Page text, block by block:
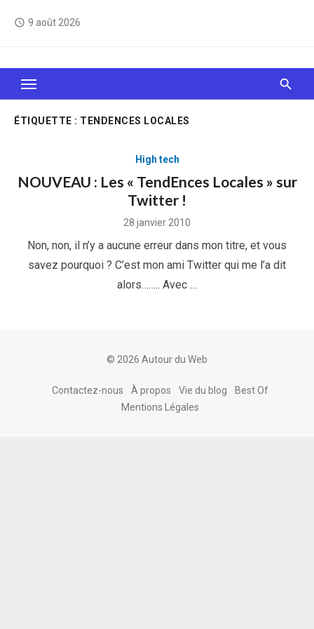
access_time 9 août 2026
Le Web, c'est comme une boîte de chocolats… On
sait jamais sur quoi on va tomber !
ÉTIQUETTE : TENDENCES LOCALES
High tech
NOUVEAU : Les « TendEnces Locales » sur
Twitter !
Posted
28 janvier 2010
Non, non, il n’y a aucune erreur dans mon titre, et vous
savez pourquoi ? C’est mon ami Twitter qui me l’a dit
alors…….. Avec …
© 2026 Autour du Web
Contactez-nous À propos Vie du blog
Best Of
Mentions Légales